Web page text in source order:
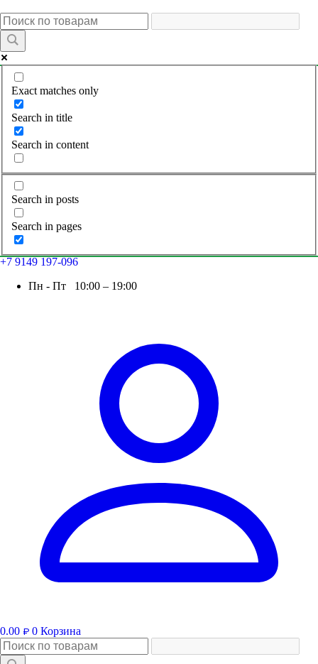
Exact matches only
Search in title
Search in content
Search in posts
Search in pages
+7 9149 197-096
Пн - Пт 10:00 – 19:00
0.00 ₽ 0 Корзина